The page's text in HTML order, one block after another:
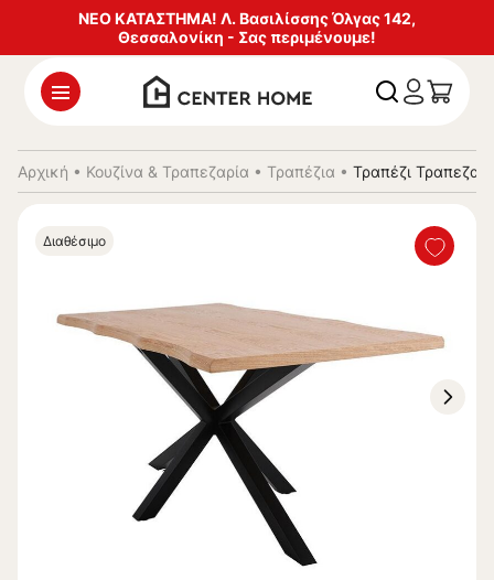
ΝΕΟ ΚΑΤΑΣΤΗΜΑ! Λ. Βασιλίσσης Όλγας 142,
Θεσσαλονίκη - Σας περιμένουμε!
Αρχική • Κουζίνα & Τραπεζαρία • Τραπέζια • Τραπέζι
Διαθέσιμο